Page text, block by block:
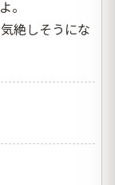
。
絶しそうにな